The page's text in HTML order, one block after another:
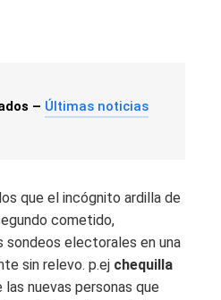
– Últimas noticias
que el incógnito ardilla de
cometido,
sondeos electorales en una
sin relevo. p.ej chequilla
las nuevas personas que